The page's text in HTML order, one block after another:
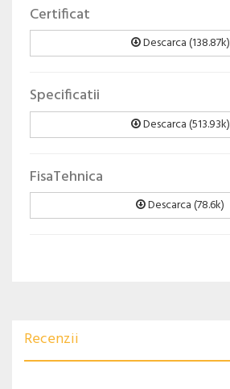
Certificat
Descarca (138.87k)
Specificatii
Descarca (513.93k)
FisaTehnica
Descarca (78.6k)
Recenzii